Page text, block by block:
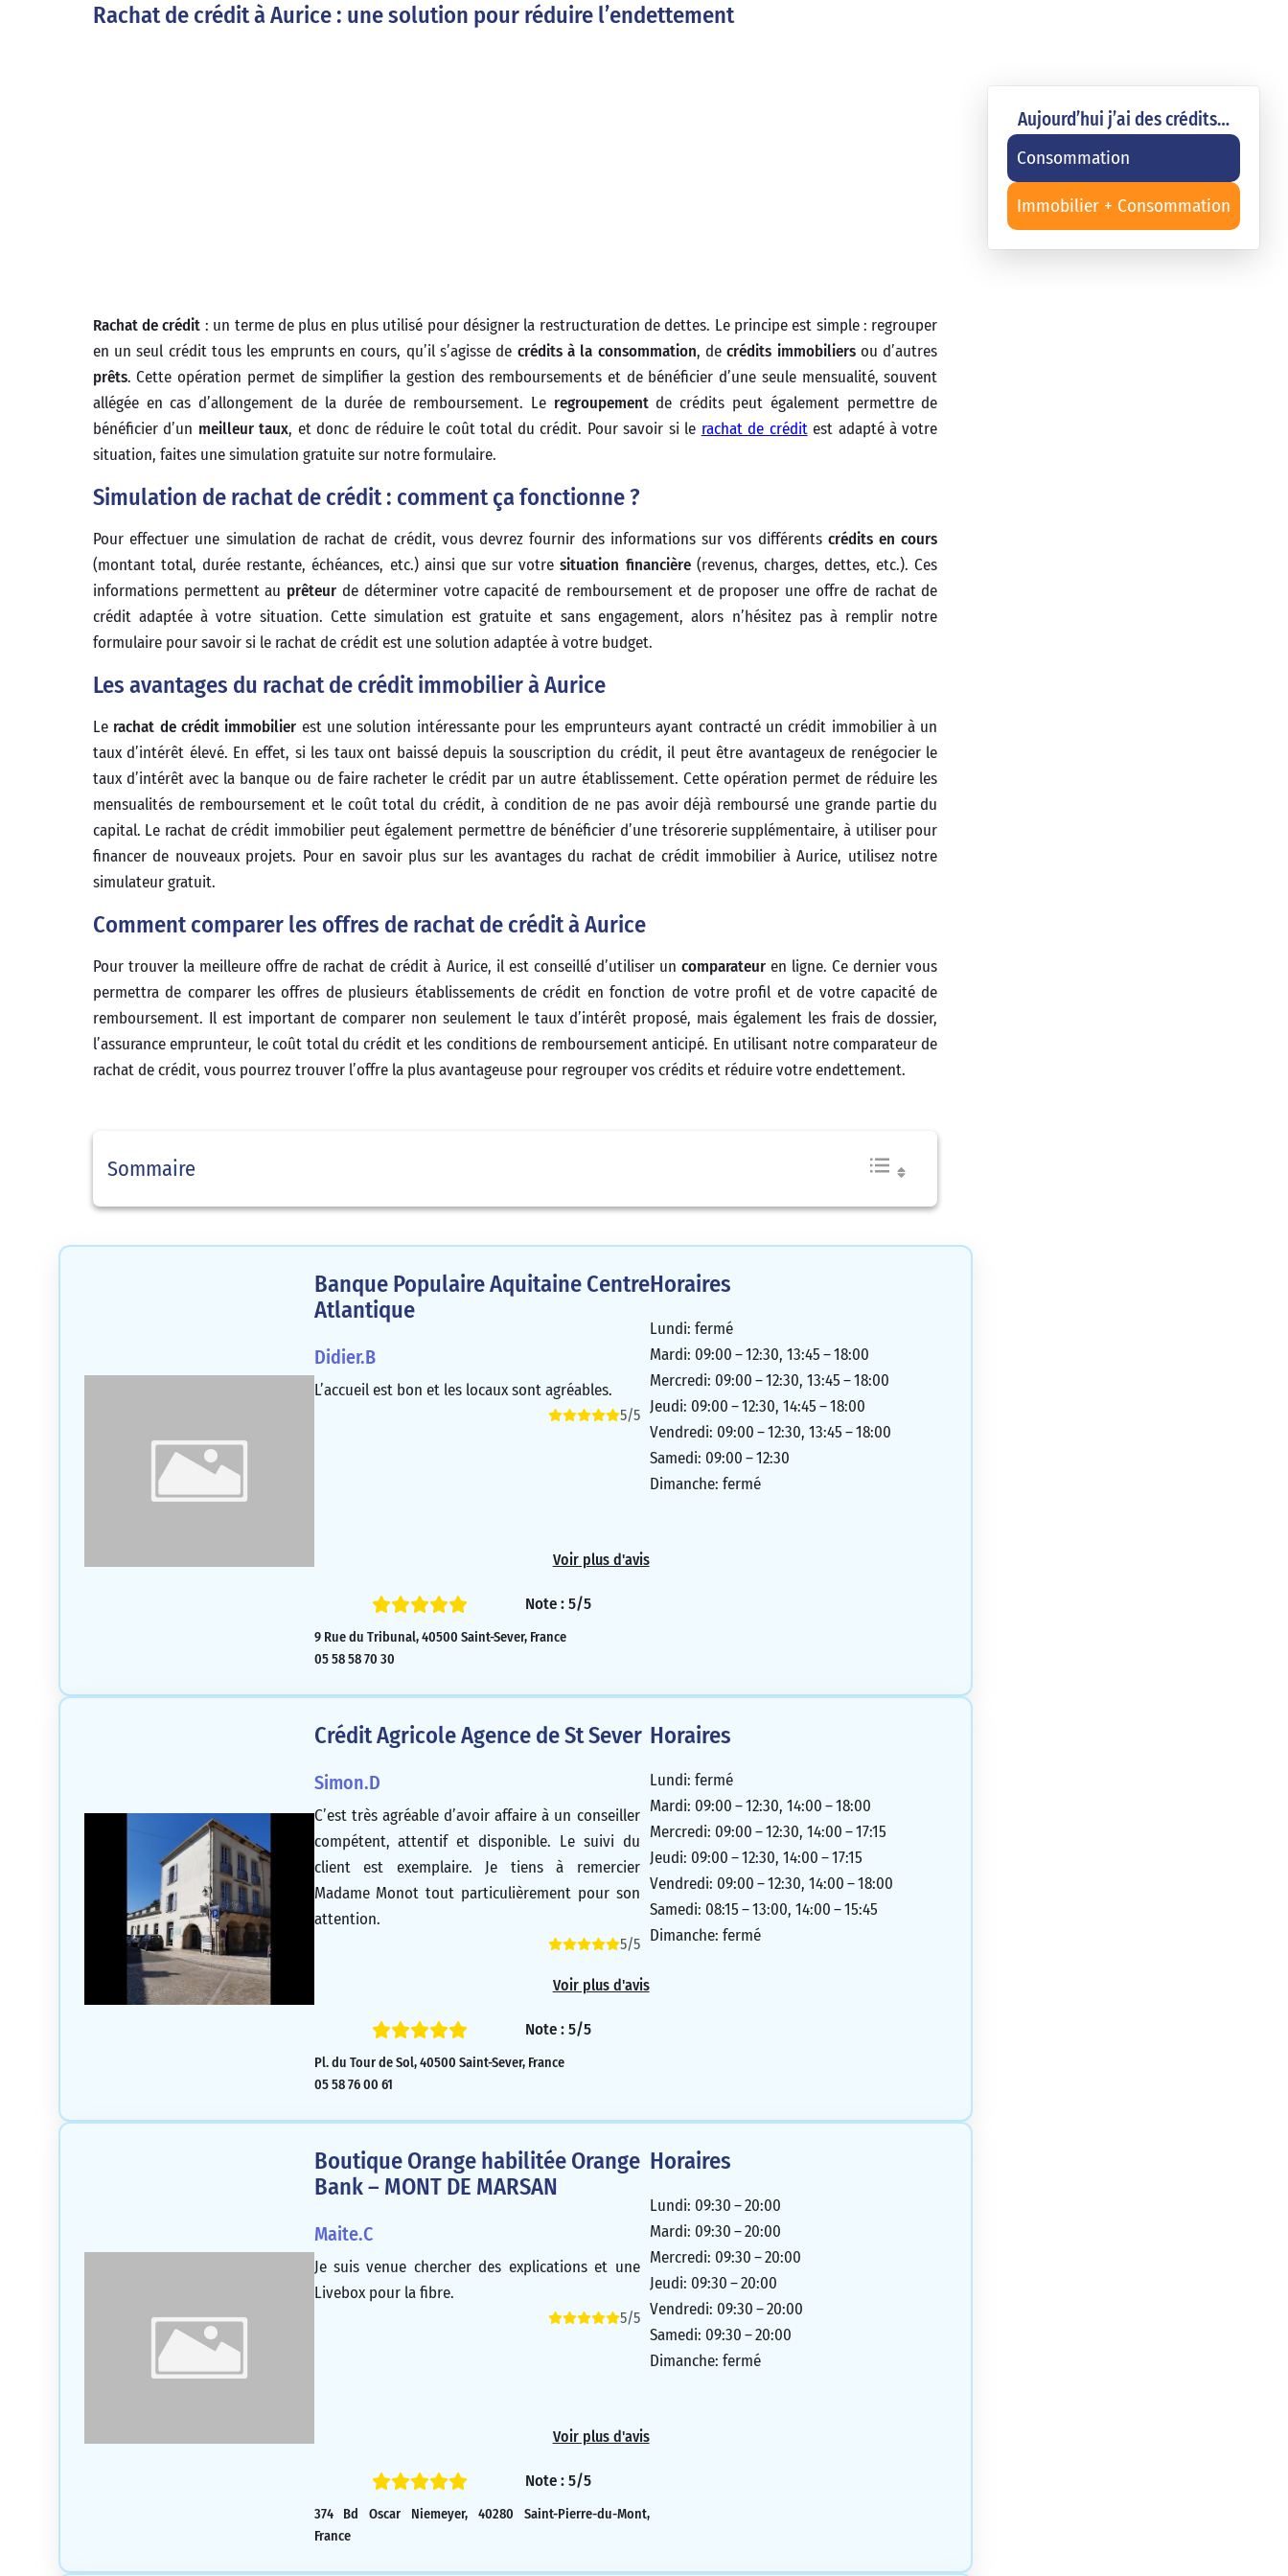
Aujourd’hui j’ai des crédits…
Consommation
Immobilier + Consommation
Rachat de crédit à Aurice : une solution pour réduire l’endettement
Rachat de crédit : un terme de plus en plus utilisé pour désigner la restructuration de dettes. Le principe est simple : regrouper
en un seul crédit tous les emprunts en cours, qu’il s’agisse de crédits à la consommation, decrédits immobiliersou d’autres
prêts. Cette opération permet de simplifier la gestion des remboursements et de bénéficier d’une seule mensualité, souvent
allégée en cas d’allongement de la durée de remboursement. Le regroupementde crédits peut également permettre de
bénéficier d’un meilleur taux, et donc de réduire le coût total du crédit. Pour savoir si le rachat de créditest adapté à votre
situation, faites une simulation gratuite sur notre formulaire.
Simulation de rachat de crédit : comment ça fonctionne ?
Pour effectuer une simulation de rachat de crédit, vous devrez fournir des informations sur vos différents crédits en cours
(montant total, durée restante, échéances, etc.) ainsi que sur votresituation financière(revenus, charges, dettes, etc.). Ces
informations permettent au prêteur de déterminer votre capacité de remboursement et de proposer une offre de rachat de
crédit adaptée à votre situation. Cette simulation est gratuite et sans engagement, alors n’hésitez pas à remplir notre
formulaire pour savoir si le rachat de crédit est une solution adaptée à votre budget.
Les avantages du rachat de crédit immobilier à Aurice
Le rachat de crédit immobilier est une solution intéressante pour les emprunteurs ayant contracté un crédit immobilier à un
taux d’intérêt élevé. En effet, si les taux ont baissé depuis la souscription du crédit, il peut être avantageux de renégocier le
taux d’intérêt avec la banque ou de faire racheter le crédit par un autre établissement. Cette opération permet de réduire les
mensualités de remboursement et le coût total du crédit, à condition de ne pas avoir déjà remboursé une grande partie du
capital. Le rachat de crédit immobilier peut également permettre de bénéficier d’une trésorerie supplémentaire, à utiliser pour
financer de nouveaux projets. Pour en savoir plus sur les avantages du rachat de crédit immobilier à Aurice, utilisez notre
simulateur gratuit.
Comment comparer les offres de rachat de crédit à Aurice
Pour trouver la meilleure offre de rachat de crédit à Aurice, il est conseillé d’utiliser uncomparateur en ligne. Ce dernier vous
permettra de comparer les offres de plusieurs établissements de crédit en fonction de votre profil et de votre capacité de
remboursement. Il est important de comparer non seulement le taux d’intérêt proposé, mais également les frais de dossier,
l’assurance emprunteur, le coût total du crédit et les conditions de remboursement anticipé. En utilisant notre comparateur de
rachat de crédit, vous pourrez trouver l’offre la plus avantageuse pour regrouper vos crédits et réduire votre endettement.
Sommaire
Banque Populaire Aquitaine Centre
Atlantique
Didier.B
L’accueil est bon et les locaux sont agréables.
5/5
Voir plus d'avis
Note : 5/5
9 Rue du Tribunal, 40500 Saint-Sever, France
05 58 58 70 30
Horaires
Lundi: fermé
Mardi: 09:00 – 12:30, 13:45 – 18:00
Mercredi: 09:00 – 12:30, 13:45 – 18:00
Jeudi: 09:00 – 12:30, 14:45 – 18:00
Vendredi: 09:00 – 12:30, 13:45 – 18:00
Samedi: 09:00 – 12:30
Dimanche: fermé
Crédit Agricole Agence de St Sever
Simon.D
C’est très agréable d’avoir affaire à un conseiller
compétent, attentif et disponible. Le suivi du
client est exemplaire. Je tiens à remercier
Madame Monot tout particulièrement pour son
attention.
5/5
Voir plus d'avis
Note : 5/5
Pl. du Tour de Sol, 40500 Saint-Sever, France
05 58 76 00 61
Horaires
Lundi: fermé
Mardi: 09:00 – 12:30, 14:00 – 18:00
Mercredi: 09:00 – 12:30, 14:00 – 17:15
Jeudi: 09:00 – 12:30, 14:00 – 17:15
Vendredi: 09:00 – 12:30, 14:00 – 18:00
Samedi: 08:15 – 13:00, 14:00 – 15:45
Dimanche: fermé
Boutique Orange habilitée Orange
Bank – MONT DE MARSAN
Maite.C
Je suis venue chercher des explications et une
Livebox pour la fibre.
5/5
Voir plus d'avis
Note : 5/5
374 Bd Oscar Niemeyer, 40280 Saint-Pierre-du-Mont,
France
Horaires
Lundi: 09:30 – 20:00
Mardi: 09:30 – 20:00
Mercredi: 09:30 – 20:00
Jeudi: 09:30 – 20:00
Vendredi: 09:30 – 20:00
Samedi: 09:30 – 20:00
Dimanche: fermé